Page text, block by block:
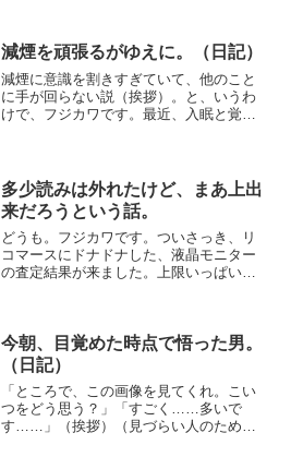
だったっけ？ と思う火曜...
減煙を頑張るがゆえに。（日記）
減煙に意識を割きすぎていて、他のこと
に手が回らない説（挨拶）。と、いうわ
けで、フジカワです。最近、入眠と覚醒
死に減煙！」とかいった話...
多少読みは外れたけど、まあ上出
来だろうという話。
どうも。フジカワです。ついさっき、リ
コマースにドナドナした、液晶モニター
の査定結果が来ました。上限いっぱいで
つ、後で自分が支払わなけ...
今朝、目覚めた時点で悟った男。
（日記）
「ところで、この画像を見てくれ。こい
つをどう思う？」「すごく……多いで
す……」（挨拶）（見づらい人のため